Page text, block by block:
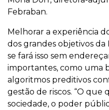
Febraban.
Melhorar a experiência
dos grandes objetivos da
se fará isso sem
importantes, como uma
algoritmos preditivos
gestão de riscos. “O que
sociedade, o poder